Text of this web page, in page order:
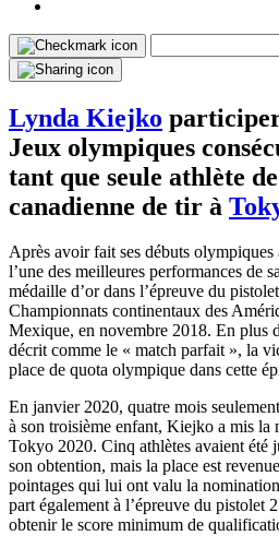
Lynda Kiejko
Jeux olympiques
tant que seule athlète
canadienne de tir à
Après avoir fait ses débuts olympiques
l’une des meilleures performances de
médaille d’or dans l’épreuve du
Championnats continentaux des
Mexique, en novembre 2018. En plus
décrit comme le « match parfait », la
place de quota olympique dans cette
En janvier 2020, quatre mois
à son troisième enfant, Kiejko a mis la
Tokyo 2020. Cinq athlètes avaient été
son obtention, mais la place est
pointages qui lui ont valu la
part également à l’épreuve du pistolet
obtenir le score minimum de